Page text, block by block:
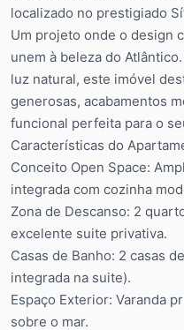
localizado no prestigiado
Um projeto onde o design
unem à beleza do
luz natural, este imóvel
generosas, acabamentos
funcional perfeita para o
Características do
Conceito Open Space:
integrada com cozinha
Zona de Descanso: 2
excelente suite privativa.
Casas de Banho: 2 casas
integrada na suite).
Espaço Exterior: Varanda
sobre o mar.